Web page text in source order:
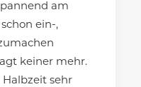
am
ein-,
keiner mehr.
sehr